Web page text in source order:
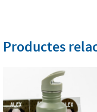
Productes